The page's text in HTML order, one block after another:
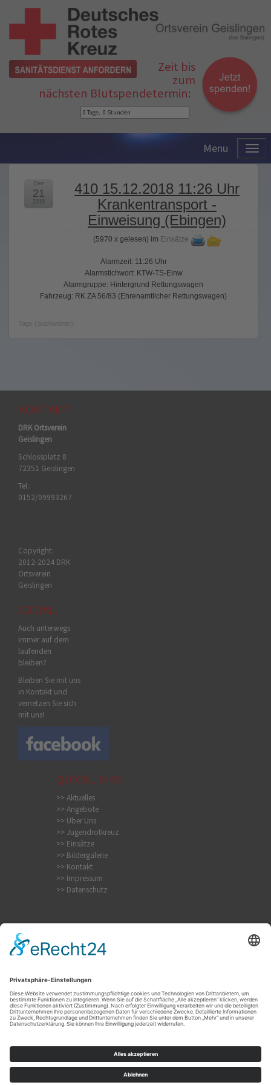
Zeit bis
zum
nächsten Blutspendetermin:
Menu
410 15.12.2018 11:26 Uhr
Krankentransport -
Einweisung (Ebingen)
(5970 x gelesen) im Einsätze
Dez
21
2018
Alarmzeit: 11:26 Uhr
Alarmstichwort: KTW-TS-Einw
Alarmgruppe: Hintergrund Rettungswagen
Fahrzeug: RK ZA 56/83 (Ehrenamtlicher Rettungswagen)
Tags (Suchwörter):
KONTAKT
DRK Ortsverein
Geislingen
Schlossplatz 8
72351 Geislingen
Tel.:
0152/09993267
Copyright:
2012-2024 DRK
Ortsverein
Geislingen
SOCIAL
Auch unterwegs
immer auf dem
laufenden
bleiben?
Bleiben Sie mit uns
in Kontakt und
vernetzen Sie sich
mit uns!
QUICKLINKS
>> Aktuelles
>> Angebote
>> Über Uns
>> Jugendrotkreuz
>> Einsätze
>> Bildergalerie
>> Kontakt
>> Impressum
>> Datenschutz
Internistischer Notfall